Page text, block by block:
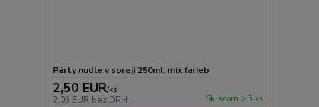
Párty nudle v spreji 250ml, mix farieb
2,50 EUR/ks
2,03 EUR bez DPH Skladom > 5 ks